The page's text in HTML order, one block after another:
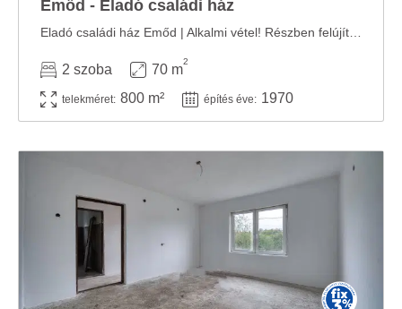
Emőd - Eladó családi ház
2 szoba 70 m
2
telekméret: 800 m² építés éve: 1970